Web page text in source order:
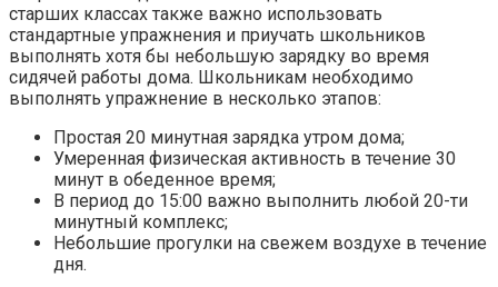
старших классах также важно использовать
стандартные упражнения и приучать школьников
выполнять хотя бы небольшую зарядку во время
сидячей работы дома. Школьникам необходимо
выполнять упражнение в несколько этапов:
Простая 20 минутная зарядка утром дома;
Умеренная физическая активность в течение 30
минут в обеденное время;
В период до 15:00 важно выполнить любой 20-ти
минутный комплекс;
Небольшие прогулки на свежем воздухе в течение
дня.